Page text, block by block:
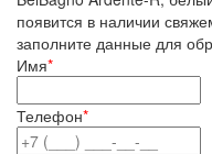
появится в наличии
заполните данные для
Имя*
Телефон*